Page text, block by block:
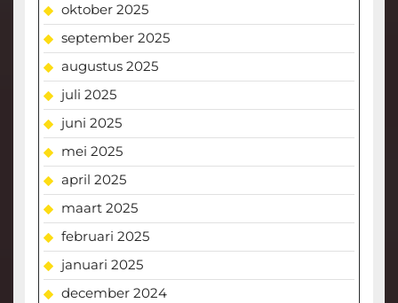
oktober 2025
september 2025
augustus 2025
juli 2025
juni 2025
mei 2025
april 2025
maart 2025
februari 2025
januari 2025
december 2024